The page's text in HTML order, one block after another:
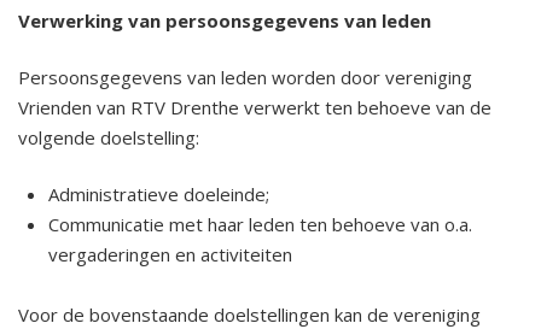
Verwerking van persoonsgegevens van leden
Persoonsgegevens van leden worden door vereniging
Vrienden van RTV Drenthe verwerkt ten behoeve van de
volgende doelstelling:
Administratieve doeleinde;
Communicatie met haar leden ten behoeve van o.a.
vergaderingen en activiteiten
Voor de bovenstaande doelstellingen kan de vereniging
2022 Algemene Ledenvergadering Notulen
2022 Vriendenmiddag 19 maart
2021 Vriendenfietsdag 11 september
2021 Algemene Ledenvergadering Notulen